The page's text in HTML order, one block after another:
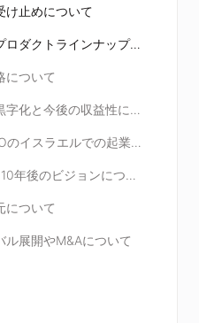
け止めについて
質疑応答：今後のプロダクトラインナップ拡充について
について
質疑応答：今期の黒字化と今後の収益性について
質疑応答：大西CEOのイスラエルでの起業経験について
質疑応答：5年後、10年後のビジョンについて
について
ル展開やM&Aについて